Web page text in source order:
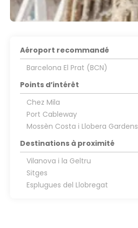
Aéroport recommandé
Barcelona El Prat (BCN)
Points d’intérêt
Chez Mila
Port Cableway
Mossèn Costa i Llobera Gardens
Destinations à proximité
Vilanova i la Geltru
Sitges
Esplugues del Llobregat